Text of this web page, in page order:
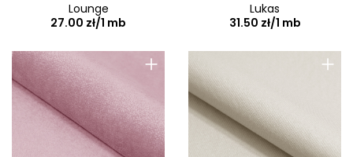
Lounge
27.00 zł/1 mb
Lukas
31.50 zł/1 mb
+ +